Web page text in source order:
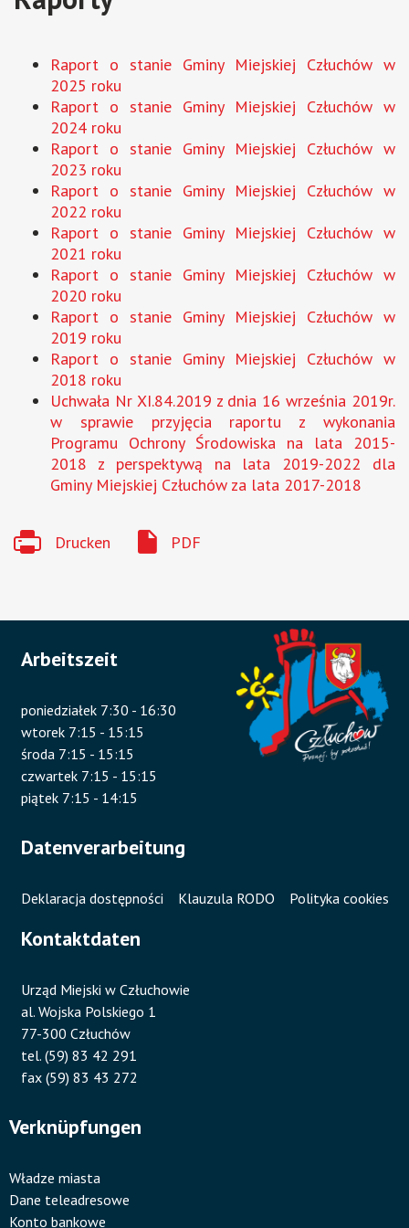
Raport o stanie Gminy Miejskiej Człuchów w
2025 roku
Raport o stanie Gminy Miejskiej Człuchów w
2024 roku
Raport o stanie Gminy Miejskiej Człuchów w
2023 roku
Raport o stanie Gminy Miejskiej Człuchów w
2022 roku
Raport o stanie Gminy Miejskiej Człuchów w
2021 roku
Raport o stanie Gminy Miejskiej Człuchów w
2020 roku
Raport o stanie Gminy Miejskiej Człuchów w
2019 roku
Raport o stanie Gminy Miejskiej Człuchów w
2018 roku
Uchwała Nr XI.84.2019 z dnia 16 września 2019r.
w sprawie przyjęcia raportu z wykonania
Programu Ochrony Środowiska na lata 2015-
2018 z perspektywą na lata 2019-2022 dla
Gminy Miejskiej Człuchów za lata 2017-2018
Drucken PDF
Arbeitszeit
poniedziałek 7:30 - 16:30
wtorek 7:15 - 15:15
środa 7:15 - 15:15
czwartek 7:15 - 15:15
piątek 7:15 - 14:15
Datenverarbeitung
Deklaracja dostępności Klauzula RODO Polityka cookies
Kontaktdaten
Urząd Miejski w Człuchowie
al. Wojska Polskiego 1
77-300 Człuchów
tel. (59) 83 42 291
fax (59) 83 43 272
Verknüpfungen
Władze miasta
Dane teleadresowe
Konto bankowe